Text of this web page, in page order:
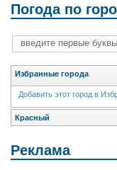
Погода по
Избранные города
Добавить этот город в
Красный
Реклама